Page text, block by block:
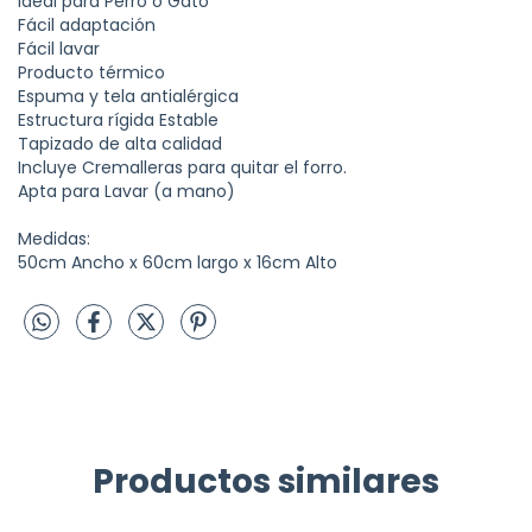
Fácil adaptación
Fácil lavar
Producto térmico
Espuma y tela antialérgica
Estructura rígida Estable
Tapizado de alta calidad
Incluye Cremalleras para quitar el forro.
Apta para Lavar (a mano)
Medidas:
50cm Ancho x 60cm largo x 16cm Alto
Productos similares